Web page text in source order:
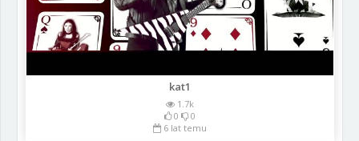
kat1
1.7k
0
0
6 lat temu